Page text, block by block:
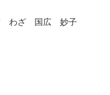
わざ 国広 妙子